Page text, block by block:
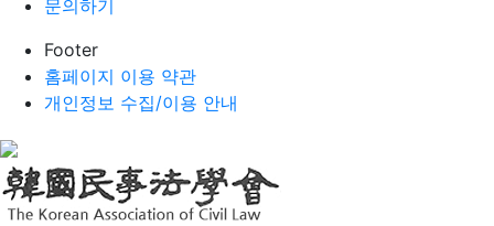
문의하기
Footer
홈페이지 이용 약관
개인정보 수집/이용 안내